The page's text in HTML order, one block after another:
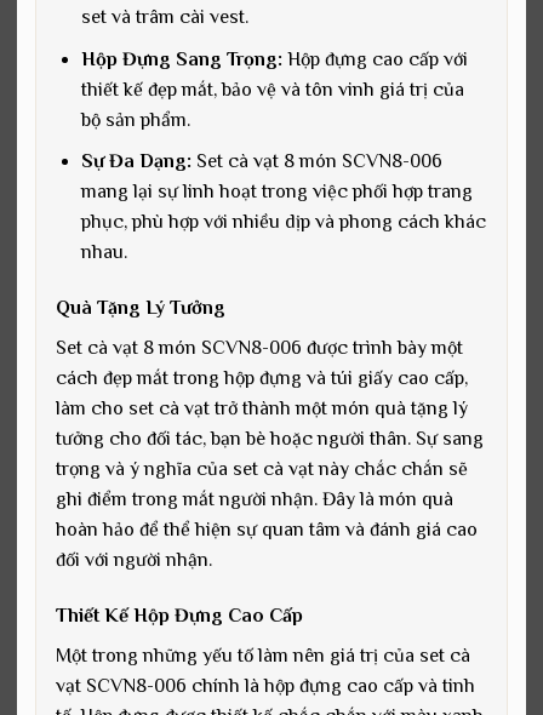
set và trâm cài vest.
Hộp Đựng Sang Trọng: Hộp đựng cao cấp với
thiết kế đẹp mắt, bảo vệ và tôn vinh giá trị của
bộ sản phẩm.
Sự Đa Dạng: Set cà vạt 8 món SCVN8-006
mang lại sự linh hoạt trong việc phối hợp trang
phục, phù hợp với nhiều dịp và phong cách khác
nhau.
Quà Tặng Lý Tưởng
Set cà vạt 8 món SCVN8-006 được trình bày một
cách đẹp mắt trong hộp đựng và túi giấy cao cấp,
làm cho set cà vạt trở thành một món quà tặng lý
tưởng cho đối tác, bạn bè hoặc người thân. Sự sang
trọng và ý nghĩa của set cà vạt này chắc chắn sẽ
ghi điểm trong mắt người nhận. Đây là món quà
hoàn hảo để thể hiện sự quan tâm và đánh giá cao
đối với người nhận.
Thiết Kế Hộp Đựng Cao Cấp
Một trong những yếu tố làm nên giá trị của set cà
vạt SCVN8-006 chính là hộp đựng cao cấp và tinh